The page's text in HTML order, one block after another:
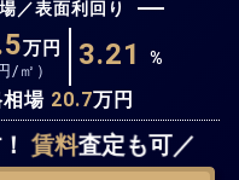
／表面利回り
万円
/㎡） 3.21 %
場 20.7万円
賃料査定も可／
ート！